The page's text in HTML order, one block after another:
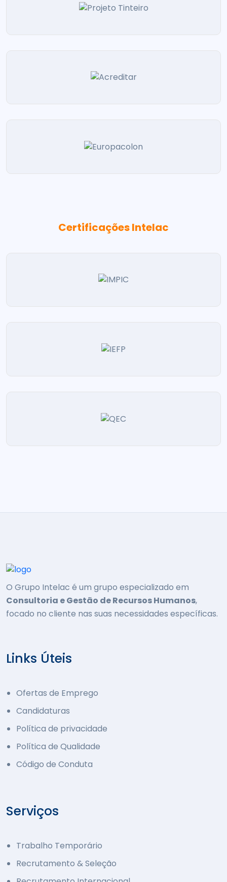
Certificações Intelac
O Grupo Intelac é um grupo especializado em
Consultoria e Gestão de Recursos Humanos,
focado no cliente nas suas necessidades específicas.
Links Úteis
Ofertas de Emprego
Candidaturas
Política de privacidade
Política de Qualidade
Código de Conduta
Serviços
Trabalho Temporário
Recrutamento & Seleção